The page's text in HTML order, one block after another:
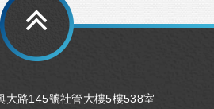
大路145號社管大樓5樓538室